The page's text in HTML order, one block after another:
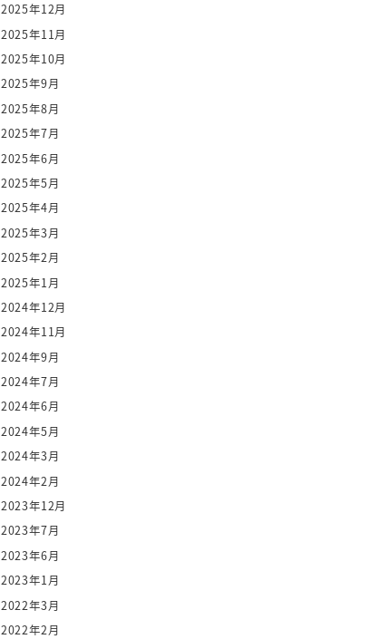
2025年12月
2025年11月
2025年10月
2025年9月
2025年8月
2025年7月
2025年6月
2025年5月
2025年4月
2025年3月
2025年2月
2025年1月
2024年12月
2024年11月
2024年9月
2024年7月
2024年6月
2024年5月
2024年3月
2024年2月
2023年12月
2023年7月
2023年6月
2023年1月
2022年3月
2022年2月